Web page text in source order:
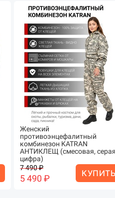
Женский
противоэнцефалитный
комбинезон KATRAN
АНТИКЛЕЩ (смесовая, серая
цифра)
7 490 ₽
5 490 ₽ КУПИТЬ